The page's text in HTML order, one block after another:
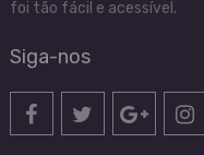
foi tão fácil e acessível.
Siga-nos